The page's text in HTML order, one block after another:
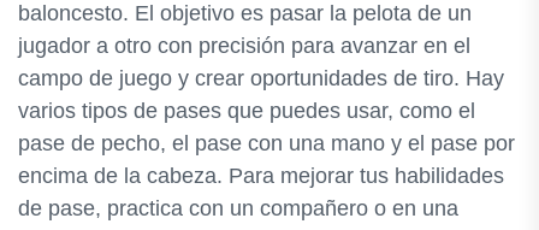
baloncesto. El objetivo es pasar la pelota de un
jugador a otro con precisión para avanzar en el
campo de juego y crear oportunidades de tiro. Hay
varios tipos de pases que puedes usar, como el
pase de pecho, el pase con una mano y el pase por
encima de la cabeza. Para mejorar tus habilidades
de pase, practica con un compañero o en una